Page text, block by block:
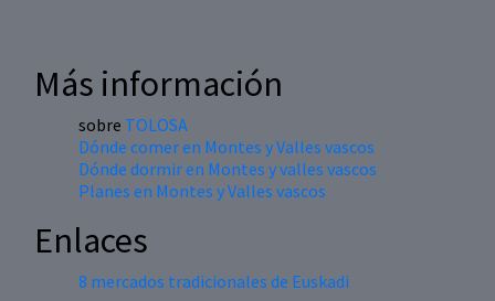
Más información
sobre TOLOSA
Dónde comer en Montes y Valles vascos
Dónde dormir en Montes y valles vascos
Planes en Montes y Valles vascos
Enlaces
8 mercados tradicionales de Euskadi